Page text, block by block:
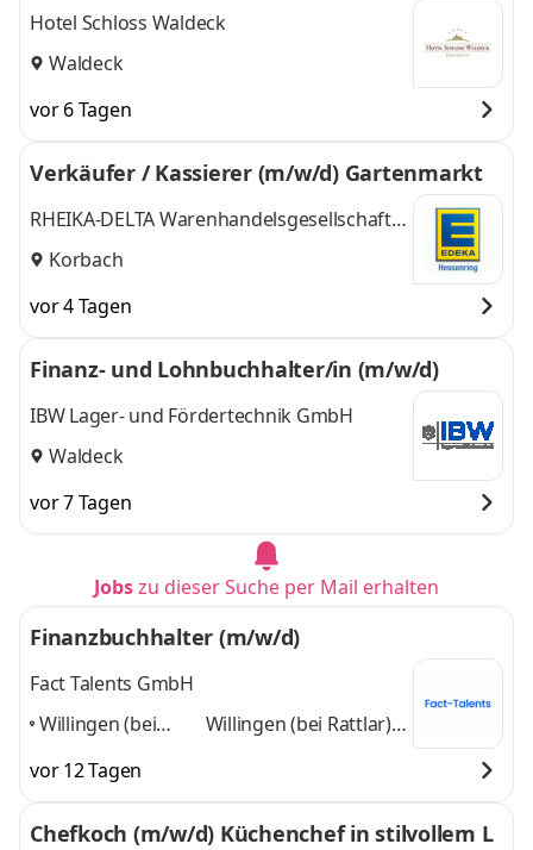
Hotel Schloss Waldeck
Waldeck
vor 6 Tagen
Verkäufer / Kassierer (m/w/d) Gartenmarkt
RHEIKA-DELTA Warenhandelsgesellschaft
mbHKorbach
vor 4 Tagen
Finanz- und Lohnbuchhalter/in (m/w/d)
IBW Lager- und Fördertechnik GmbH
Waldeck
vor 7 Tagen
Jobszu dieser Suche per Mail erhalten
Finanzbuchhalter (m/w/d)
Fact Talents GmbH
Willingen (bei
Brilon, Winterberg
und Korbach,
Willingen (bei Rattlar),
Korbachund 1 weitere
vor 12 Tagen
Chefkoch (m/w/d) Küchenchef in stilvollem L